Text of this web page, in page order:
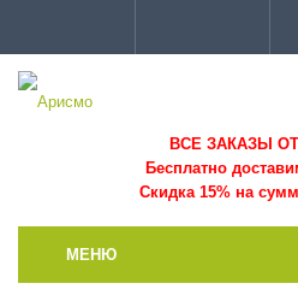
ВСЕ ЗАКАЗЫ ОТ
Бесплатно
Скидка 15% на
МЕНЮ